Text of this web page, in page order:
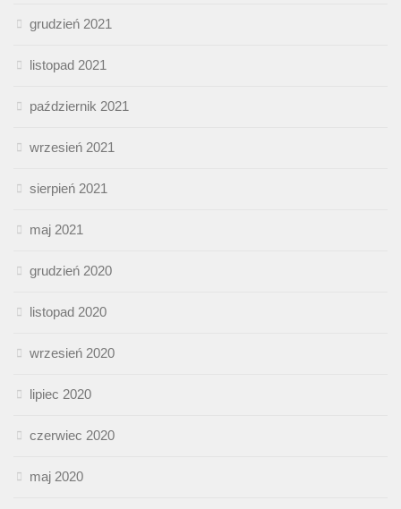
grudzień 2021
listopad 2021
październik 2021
wrzesień 2021
sierpień 2021
maj 2021
grudzień 2020
listopad 2020
wrzesień 2020
lipiec 2020
czerwiec 2020
maj 2020